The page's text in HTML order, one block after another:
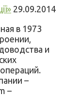
29.09.2014
в 1973
и
–
–